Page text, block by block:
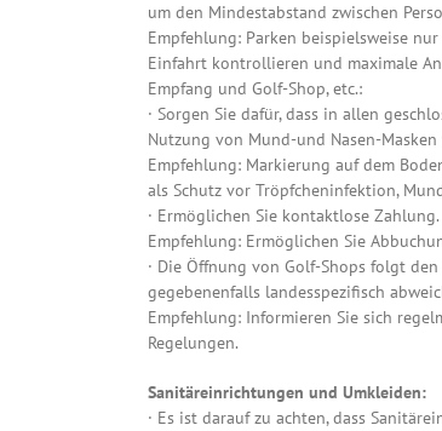
um den Mindestabstand zwischen
Empfehlung: Parken beispielsweise
Einfahrt kontrollieren und maximale
Empfang und Golf-Shop, etc.:
· Sorgen Sie dafür, dass in allen
Nutzung von Mund-und Nasen-
Empfehlung: Markierung auf dem
als Schutz vor Tröpfcheninfektion,
· Ermöglichen Sie kontaktlose Zahlung.
Empfehlung: Ermöglichen Sie
· Die Öffnung von Golf-Shops folgt
gegebenenfalls landesspezifisch
Empfehlung: Informieren Sie sich
Regelungen.
Sanitäreinrichtungen und Umkleiden:
· Es ist darauf zu achten, dass